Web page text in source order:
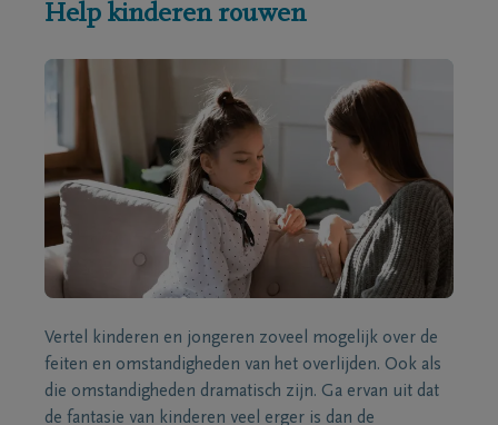
Help kinderen rouwen
Vertel kinderen en jongeren zoveel mogelijk over de
feiten en omstandigheden van het overlijden. Ook als
die omstandigheden dramatisch zijn. Ga ervan uit dat
de fantasie van kinderen veel erger is dan de